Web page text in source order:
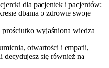
dla pacjentek i pacjentów:
dbania o zdrowie swoje
prościutko wyjaśniona wiedza
otwartości i empatii,
decydujesz się również na